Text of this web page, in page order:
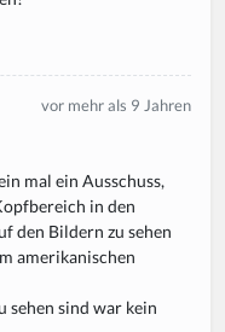
vor mehr als 9 Jahren
mal ein Ausschuss,
in den
den Bildern zu sehen
amerikanischen
sehen sind war kein